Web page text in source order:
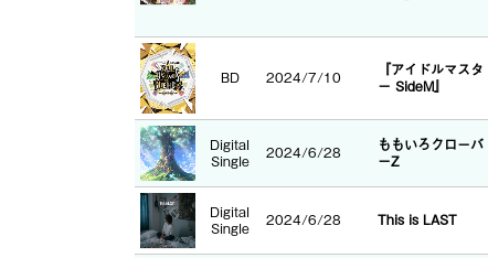
BD 2024/7/10
『アイドルマスタ
ー SideM』
Digital
Single
2024/6/28
ももいろクローバ
ーZ
Digital
Single
2024/6/28 This is LAST